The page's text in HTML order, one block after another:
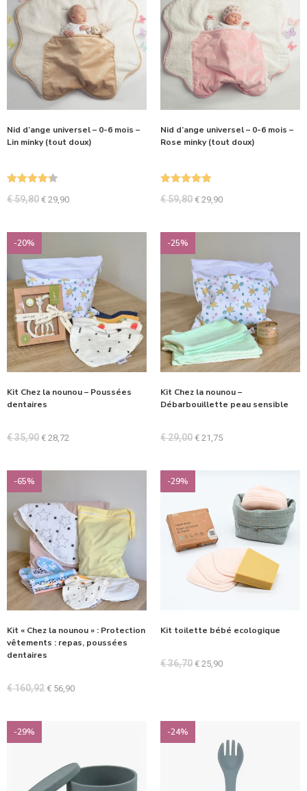
Nid d’ange universel – 0-6 mois –
Lin minky (tout doux)
€59,80 € 29,90
Nid d’ange universel – 0-6 mois –
Rose minky (tout doux)
€59,80 € 29,90
-20%
Kit Chez la nounou – Poussées
dentaires
€35,90 € 28,72
-25%
Kit Chez la nounou –
Débarbouillette peau sensible
€29,00 € 21,75
-65%
Kit « Chez la nounou » : Protection
vêtements : repas, poussées
dentaires
€160,92 € 56,90
-29%
Kit toilette bébé ecologique
€36,70 € 25,90
-29% -24%